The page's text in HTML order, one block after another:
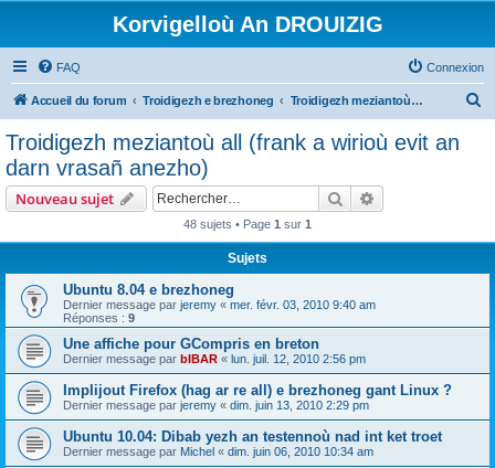
Korvigelloù An DROUIZIG
FAQ Connexion
Accueil du forum Troidigezh e brezhoneg Troidigezh meziantoù all (frank a wirioù evit an darn vrasañ anezho)
Troidigezh meziantoù all (frank a wirioù evit an
darn vrasañ anezho)
Nouveau sujet Rechercher
48 sujets • Page 1 sur 1
Sujets
Ubuntu 8.04 e brezhoneg
Dernier message par jeremy « mer. févr. 03, 2010 9:40 am
Réponses : 9
Une affiche pour GCompris en breton
Dernier message par bIBAR « lun. juil. 12, 2010 2:56 pm
Implijout Firefox (hag ar re all) e brezhoneg gant Linux ?
Dernier message par jeremy « dim. juin 13, 2010 2:29 pm
Ubuntu 10.04: Dibab yezh an testennoù nad int ket troet
Dernier message par Michel « dim. juin 06, 2010 10:34 am